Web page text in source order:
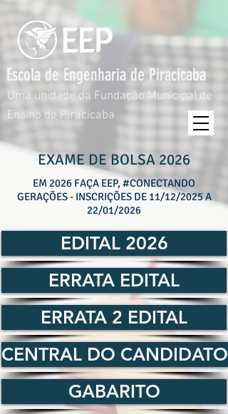
Escola de Engenharia de Piracicaba
Uma unidade da Fundação Municipal de
Ensino de Piracicaba
EXAME DE BOLSA 2026
EM 2026 FAÇA EEP, #CONECTANDO
GERAÇÕES - INSCRIÇÕES DE 11/12/2025 A
22/01/2026
EDITAL 2026
ERRATA EDITAL
ERRATA 2 EDITAL
CENTRAL DO CANDIDATO
GABARITO